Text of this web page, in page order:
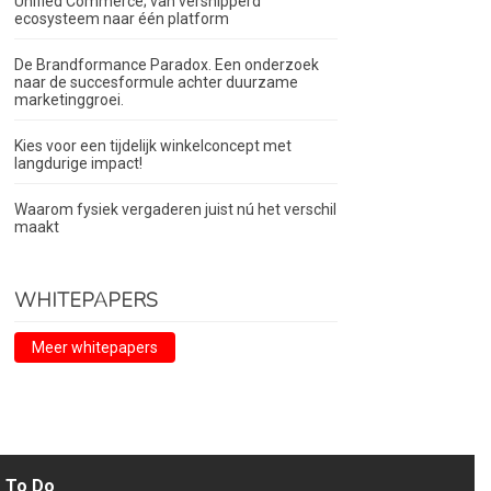
ecosysteem naar één platform
De Brandformance Paradox. Een onderzoek
naar de succesformule achter duurzame
marketinggroei.
Kies voor een tijdelijk winkelconcept met
langdurige impact!
Waarom fysiek vergaderen juist nú het verschil
maakt
WHITEPAPERS
Meer whitepapers
To Do